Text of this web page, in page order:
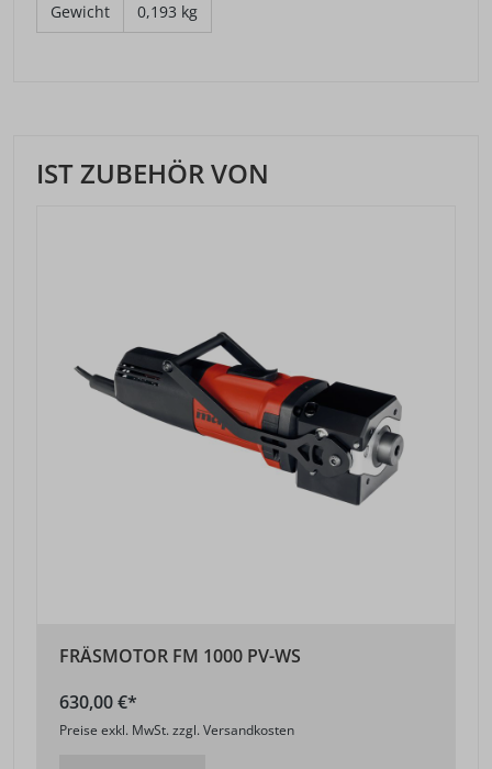
Gewicht 0,193 kg
IST ZUBEHÖR VON
FRÄSMOTOR FM 1000 PV-WS
630,00 €*
Preise exkl. MwSt. zzgl. Versandkosten